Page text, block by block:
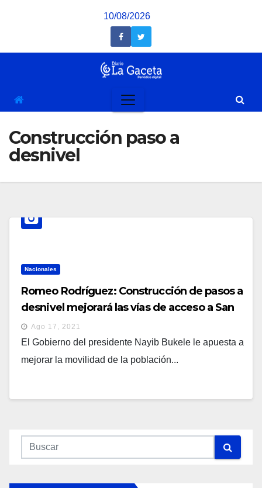
10/08/2026
Construcción paso a
desnivel
Nacionales
Romeo Rodríguez: Construcción de pasos a
desnivel mejorará las vías de acceso a San
Salvador
Ago 17, 2021
El Gobierno del presidente Nayib Bukele le apuesta a
mejorar la movilidad de la población...